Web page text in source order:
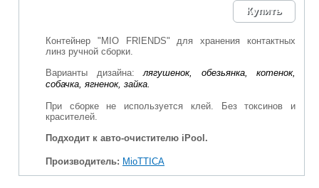
Контейнер "MIO FRIENDS" для хранения контактных
линз ручной сборки.
Варианты дизайна:лягушенок, обезьянка, котенок,
собачка, ягненок, зайка.
При сборке не используется клей. Без токсинов и
красителей.
Подходит к авто-очистителю iPool.
Производитель: MioTTICA